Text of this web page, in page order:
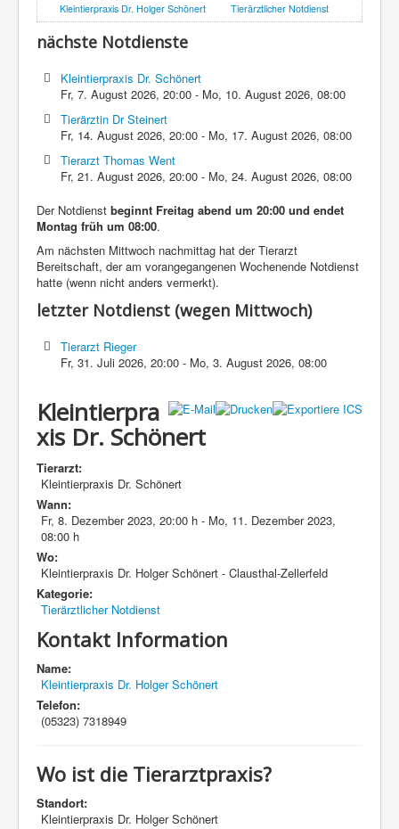
Kleintierpraxis Dr. Holger Schönert
Tierärztlicher Notdienst
nächste Notdienste
Kleintierpraxis Dr. Schönert
Fr, 7. August 2026,20:00 - Mo, 10. August 2026,08:00
Tierärztin Dr Steinert
Fr, 14. August 2026,20:00 - Mo, 17. August 2026,08:00
Tierarzt Thomas Went
Fr, 21. August 2026,20:00 - Mo, 24. August 2026,08:00
Der Notdienst beginnt Freitag abend um 20:00 und endet
Montag früh um 08:00.
Am nächsten Mittwoch nachmittag hat der Tierarzt
Bereitschaft, der am vorangegangenen Wochenende Notdienst
hatte (wenn nicht anders vermerkt).
letzter Notdienst (wegen Mittwoch)
Tierarzt Rieger
Fr, 31. Juli 2026,20:00 - Mo, 3. August 2026,08:00
Kleintierpra
xis Dr. Schönert
Tierarzt:
Kleintierpraxis Dr. Schönert
Wann:
Fr, 8. Dezember 2023, 20:00 h - Mo, 11. Dezember 2023,
08:00 h
Wo:
Kleintierpraxis Dr. Holger Schönert - Clausthal-Zellerfeld
Kategorie:
Tierärztlicher Notdienst
Kontakt Information
Name:
Kleintierpraxis Dr. Holger Schönert
Telefon:
(05323) 7318949
Wo ist die Tierarztpraxis?
Standort:
Kleintierpraxis Dr. Holger Schönert